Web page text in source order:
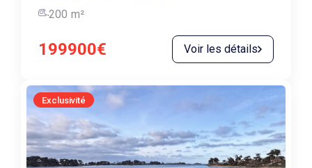
200 m²
199900€ Voir les détails
Exclusivité